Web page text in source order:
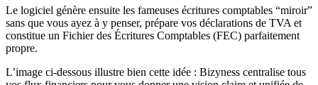
Le logiciel génère ensuite les fameuses écritures comptables “miroir”
sans que vous ayez à y penser, prépare vos déclarations de TVA et
constitue un Fichier des Écritures Comptables (FEC) parfaitement
propre.
L’image ci-dessous illustre bien cette idée : Bizyness centralise tous